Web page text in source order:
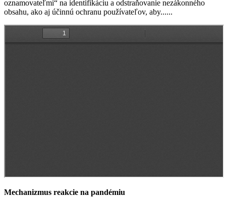
oznamovateľmi“ na identifikáciu a odstraňovanie nezákonného
obsahu, ako aj účinnú ochranu používateľov, aby......
Mechanizmus reakcie na pandémiu